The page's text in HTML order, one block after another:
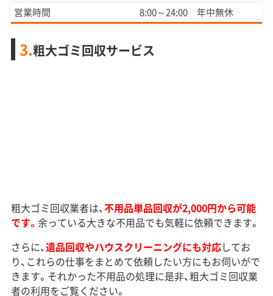
営業時間
8:00～24:00 年中無休
3.粗大ゴミ回収サービス
粗大ゴミ回収業者は、不用品単品回収が2,000円から可能
です。 余っている大きな不用品でも気軽に依頼できます。
さらに、遺品回収やハウスクリーニングにも対応してお
り、これらの仕事をまとめて依頼したい方にもお伺いがで
きます。それかった不用品の処理に是非、粗大ゴミ回収業
者の利用をご覧ください。